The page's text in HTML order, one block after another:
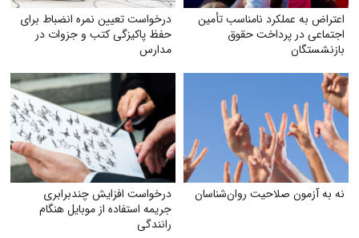
اعتراض به عملکرد نامناسب تأمین
اجتماعی در پرداخت حقوق
بازنشستگان
درخواست تعیین نمره انضباط برای
حفظ پاکیزگی کتب و جزوات در
مدارس
نه به آزمون صلاحیت روان‌شناسان
درخواست افزایش چندبرابری
جریمه استفاده از موبایل هنگام
رانندگی